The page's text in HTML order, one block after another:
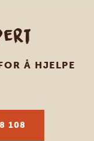
Å HJELPE
108